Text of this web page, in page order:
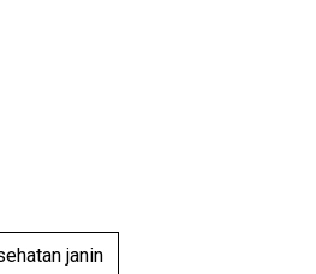
janin